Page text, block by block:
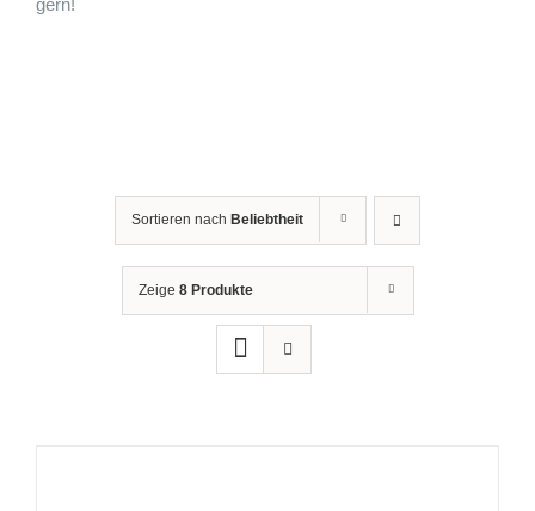
gern!
Sortieren nach Beliebtheit
Zeige 8 Produkte